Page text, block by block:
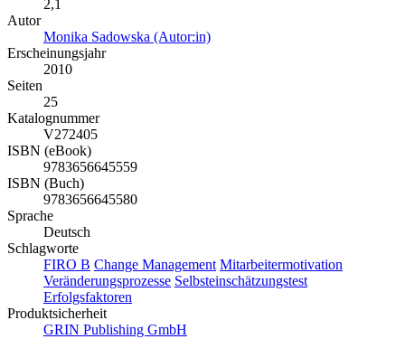
2,1
Autor
Monika Sadowska (Autor:in)
Erscheinungsjahr
2010
Seiten
25
Katalognummer
V272405
ISBN (eBook)
9783656645559
ISBN (Buch)
9783656645580
Sprache
Deutsch
Schlagworte
FIRO B Change Management Mitarbeitermotivation
Veränderungsprozesse Selbsteinschätzungstest
Erfolgsfaktoren
Produktsicherheit
GRIN Publishing GmbH